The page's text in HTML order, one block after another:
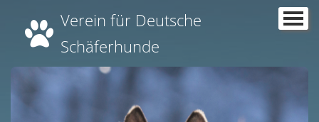
Verein für Deutsche
Schäferhunde
Home